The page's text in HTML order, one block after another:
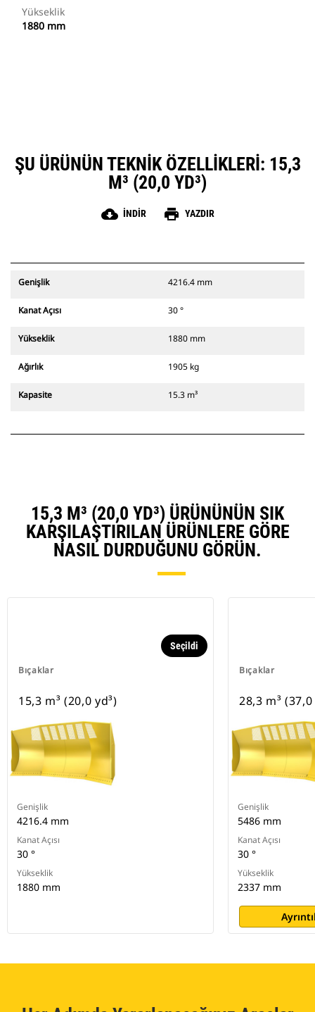
Yükseklik
1880 mm
ŞU ÜRÜNÜN TEKNIK ÖZELLIKLERI: 15,3
M³ (20,0 YD³)
cloud_download İNDIR print YAZDIR
Genişlik 4216.4 mm
Kanat Açısı 30 °
Yükseklik 1880 mm
Ağırlık 1905 kg
Kapasite 15.3 m³
15,3 M³ (20,0 YD³) ÜRÜNÜNÜN SIK
KARŞILAŞTIRILAN ÜRÜNLERE GÖRE
NASIL DURDUĞUNU GÖRÜN.
Bıçaklar
Seçildi
15,3 m³ (20,0 yd³)
Genişlik
4216.4 mm
Kanat Açısı
30 °
Yükseklik
1880 mm
Bıçaklar
28,3 m³ (37,0
Genişlik
5486 mm
Kanat Açısı
30 °
Yükseklik
2337 mm